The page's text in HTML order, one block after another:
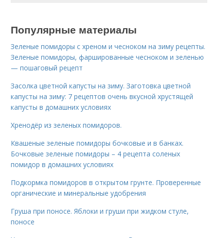
Популярные материалы
Зеленые помидоры с хреном и чесноком на зиму рецепты.
Зеленые помидоры, фаршированные чесноком и зеленью
— пошаговый рецепт
Засолка цветной капусты на зиму. Заготовка цветной
капусты на зиму: 7 рецептов очень вкусной хрустящей
капусты в домашних условиях
Хренодёр из зеленых помидоров.
Квашеные зеленые помидоры бочковые и в банках.
Бочковые зеленые помидоры – 4 рецепта соленых
помидор в домашних условиях
Подкормка помидоров в открытом грунте. Проверенные
органические и минеральные удобрения
Груша при поносе. Яблоки и груши при жидком стуле,
поносе